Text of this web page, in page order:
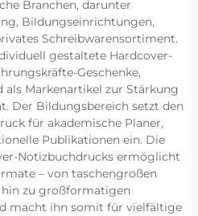
Branchen, darunter
Bildungseinrichtungen,
Schreibwarensortiment.
gestaltete Hardcover-
Geschenke,
als Markenartikel zur Stärkung
Der Bildungsbereich setzt den
für akademische Planer,
Publikationen ein. Die
Notizbuchdrucks ermöglicht
– von taschengroßen
hin zu großformatigen
macht ihn somit für vielfältige